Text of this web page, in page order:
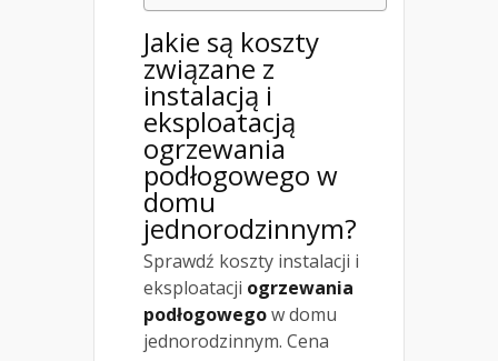
Jakie są koszty
związane z
instalacją i
eksploatacją
ogrzewania
podłogowego w
domu
jednorodzinnym?
Sprawdź koszty instalacji i
eksploatacji ogrzewania
podłogowegow domu
jednorodzinnym. Cena